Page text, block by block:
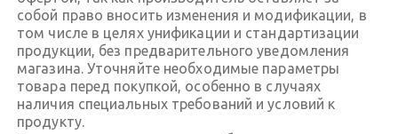
собой право вносить изменения и модификации, в
том числе в целях унификации и стандартизации
продукции, без предварительного уведомления
магазина. Уточняйте необходимые параметры
товара перед покупкой, особенно в случаях
наличия специальных требований и условий к
продукту.